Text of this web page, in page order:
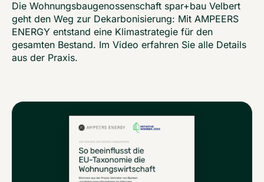
Die Wohnungsbaugenossenschaft spar+bau Velbert
geht den Weg zur Dekarbonisierung: Mit AMPEERS
ENERGY entstand eine Klimastrategie für den
gesamten Bestand. Im Video erfahren Sie alle Details
aus der Praxis.